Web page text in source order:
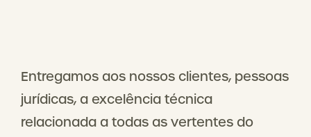
Entregamos aos nossos clientes, pessoas
jurídicas, a excelência técnica
relacionada a todas as vertentes do